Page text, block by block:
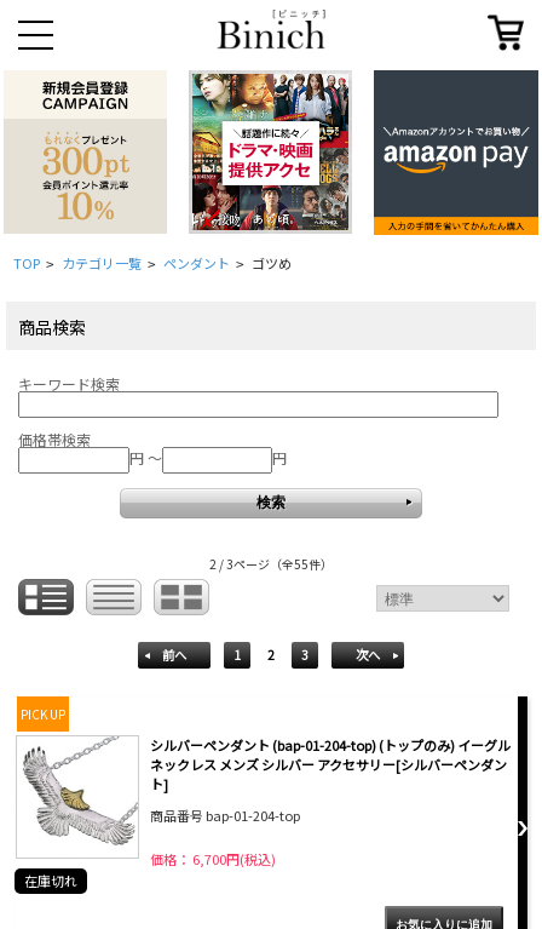
TOP > カテゴリ一覧 > ペンダント > ゴツめ
商品検索
キーワード検索
価格帯検索
円 ～
円
2 / 3ページ （全55件）
前へ 1 2 3 次へ
PICK UP
シルバーペンダント (bap-01-204-top) (トップのみ) イーグル
ネックレス メンズ シルバー アクセサリー[シルバーペンダン
ト]
商品番号 bap-01-204-top
価格： 6,700円(税込)
在庫切れ